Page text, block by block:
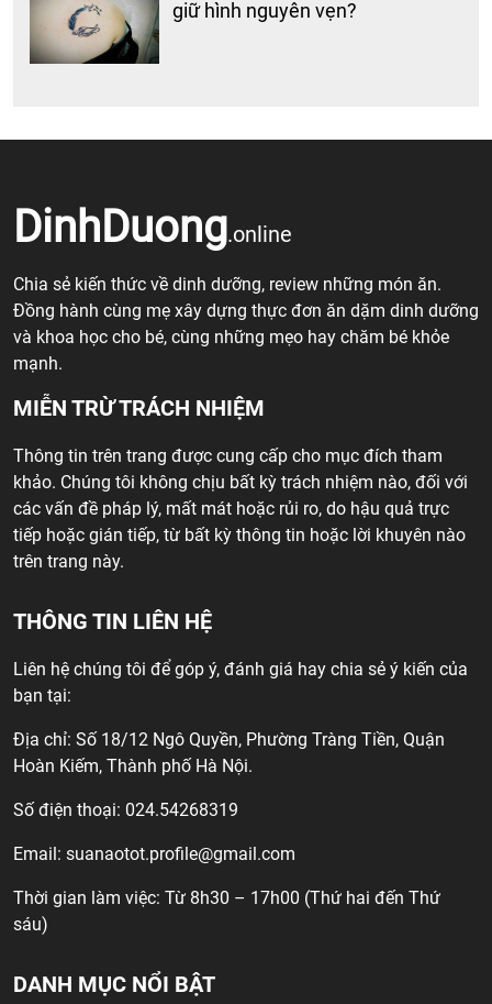
giữ hình nguyên vẹn?
DinhDuong.online
Chia sẻ kiến thức về dinh dưỡng, review những món ăn.
Đồng hành cùng mẹ xây dựng thực đơn ăn dặm dinh dưỡng
và khoa học cho bé, cùng những mẹo hay chăm bé khỏe
mạnh.
MIỄN TRỪ TRÁCH NHIỆM
Thông tin trên trang được cung cấp cho mục đích tham
khảo. Chúng tôi không chịu bất kỳ trách nhiệm nào, đối với
các vấn đề pháp lý, mất mát hoặc rủi ro, do hậu quả trực
tiếp hoặc gián tiếp, từ bất kỳ thông tin hoặc lời khuyên nào
trên trang này.
THÔNG TIN LIÊN HỆ
Liên hệ chúng tôi để góp ý, đánh giá hay chia sẻ ý kiến của
bạn tại:
Địa chỉ: Số 18/12 Ngô Quyền, Phường Tràng Tiền, Quận
Hoàn Kiếm, Thành phố Hà Nội.
Số điện thoại: 024.54268319
Email: suanaotot.profile@gmail.com
Thời gian làm việc: Từ 8h30 – 17h00 (Thứ hai đến Thứ
sáu)
DANH MỤC NỔI BẬT